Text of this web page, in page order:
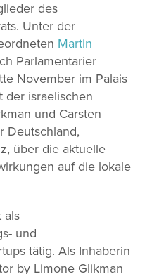
des
Unter der
Martin
Parlamentarier
November im Palais
der israelischen
und Carsten
Deutschland,
über die aktuelle
auf die lokale
als
und
tätig. Als Inhaberin
by Limone Glikman